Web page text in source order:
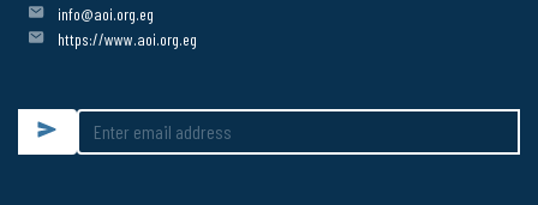
info@aoi.org.eg
https://www.aoi.org.eg
Submit